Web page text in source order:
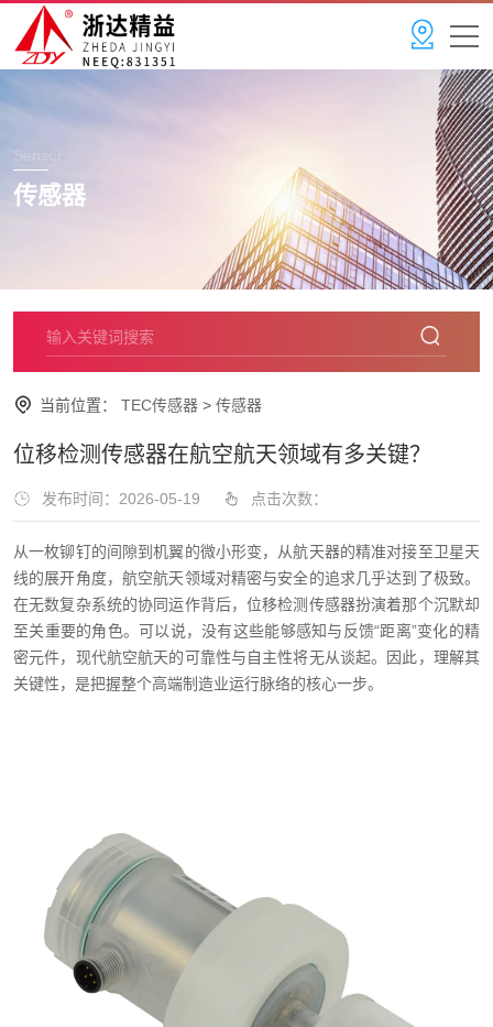
Sensor
传感器
当前位置： TEC传感器 > 传感器
位移检测传感器在航空航天领域有多关键？
发布时间：2026-05-19 点击次数：
从一枚铆钉的间隙到机翼的微小形变，从航天器的精准对接至卫星天
线的展开角度，航空航天领域对精密与安全的追求几乎达到了极致。
在无数复杂系统的协同运作背后，位移检测传感器扮演着那个沉默却
至关重要的角色。可以说，没有这些能够感知与反馈“距离”变化的精
密元件，现代航空航天的可靠性与自主性将无从谈起。因此，理解其
关键性，是把握整个高端制造业运行脉络的核心一步。